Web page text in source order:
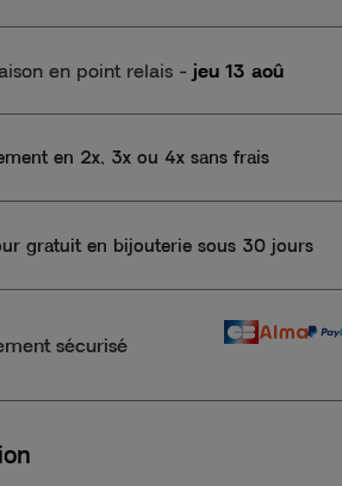
en point relais- jeu 13 aoû
en 2x, 3x ou 4x sans frais
gratuit en bijouterie sous 30 jours
sécurisé